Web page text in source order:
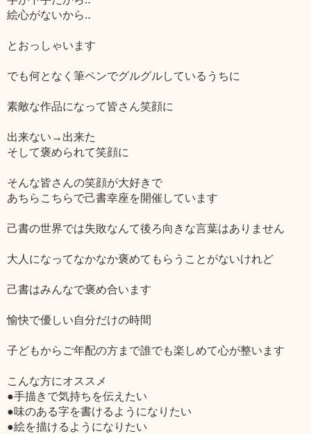
絵心がないから‥
とおっしゃいます
でも何となく筆ペンでグルグルしているうちに
素敵な作品になって皆さん笑顔に
出来ない→出来た
そして褒められて笑顔に
そんな皆さんの笑顔が大好きで
あちらこちらで己書幸座を開催しています
己書の世界では失敗なんて後ろ向きな言葉はありません
大人になってなかなか褒めてもらうことがないけれど
己書はみんなで褒め合います
愉快で優しい自分だけの時間
子どもからご年配の方まで誰でも楽しめて心が整います
こんな方にオススメ
●手描きで気持ちを伝えたい
●味のある字を書けるようになりたい
●絵を描けるようになりたい